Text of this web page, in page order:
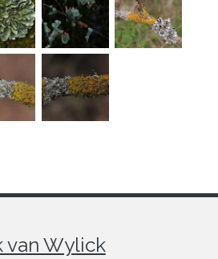
van Wylick